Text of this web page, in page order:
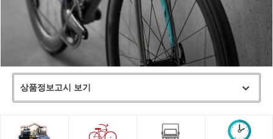
상품정보고시 보기